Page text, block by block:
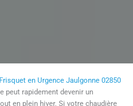
en Urgence Jaulgonne 02850
peut rapidement devenir un
en plein hiver. Si votre chaudière